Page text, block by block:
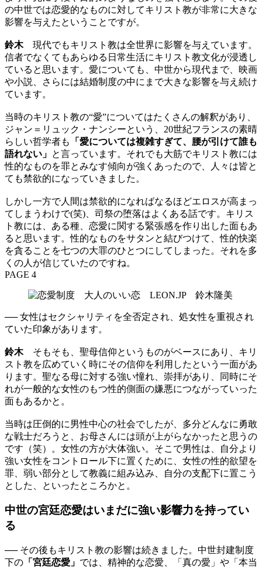
の中世では恋愛的なものに対してキリスト教が非常に大きな
影響を与えたということですが。
鈴木現代でもキリスト教は全世界に影響を与えています。
信者でなくてもあらゆる日常生活にキリスト教文化が浸透し
ていると思います。愛についても、中世から現代まで、映画
や小説、さらには結婚制度の中にまで大きな影響を与え続け
ています。
当時のキリスト教の“愛”についてはたくさんの解釈があり、
ジャン＝リュック・ナンシーという、20世紀フランスの素晴
らしい哲学者も
「愛については複雑すぎて、腰が引けて誰も
語れない」 と言っています。それでも大筋でキリスト教には
性的なものを罪とみなす傾向が強くあったので、人々は皆と
ても禁欲的になっていきました。
しかし一方で人間は禁欲的になればなるほどエロスが高まっ
てしまうわけで(笑)、司祭の堕落はよくある話です。キリス
ト教には、ある種、恋愛に関する緊張感を作り出した面もあ
ると思います。性的なものをサタンと結びつけて、性的快楽
を貪ることを七つの大罪のひとつにしてしまった。それを多
くの人が信じていたのですね。
PAGE 4
── 女性はセクシャリティを全否定され、処女性を重視され
ていた印象があります。
鈴木そもそも、聖母信仰というものがベースにあり、キリ
スト教を広めていく時にその信仰を利用したという一面があ
ります。聖なる母に対する強い憧れ、崇拝があり、同時にそ
れが一般的な女性のもつ性的側面の嫌悪につながっていった
面もあるかと。
当時は圧倒的に男性中心の社会でしたが、多分どんなに勇敢
な戦士だろうと、お母さんには頭が上がらなかったと思うの
です（笑）。女性の方が大体強い。そこで男性は、自分より
強い女性をコントロール下に置くために、女性の性的欲望を
罪、弱い部分として教義に組み込み、自分の支配下に置こう
とした、といったところかと。
中世の宮廷恋愛はいまだに強い影響力を持ってい
る
── その後もキリスト教の影響は続きました。中世封建制度
下の 「宮廷恋愛」 では、精神的な恋愛、「真の愛」や「本当